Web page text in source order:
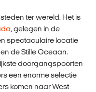
ter wereld. Het is
, gelegen in de
spectaculaire locatie
de Stille Oceaan.
doorgangspoorten
een enorme selectie
komen naar West-